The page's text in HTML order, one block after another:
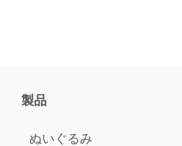
製品
ぬいぐるみ